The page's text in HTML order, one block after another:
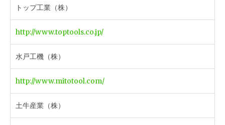
トップ工業（株）
http://www.toptools.co.jp/
水戸工機（株）
http://www.mitotool.com/
土牛産業（株）